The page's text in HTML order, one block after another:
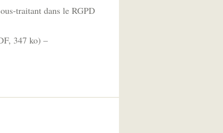
traitant dans le RGPD
347 ko) –